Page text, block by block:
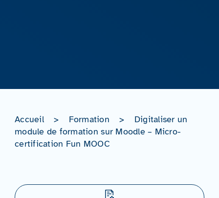
Accueil > Formation >
Digitaliser un
module de formation sur Moodle – Micro-
certification Fun MOOC